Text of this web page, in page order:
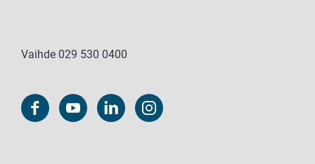
Vaihde 029 530 0400